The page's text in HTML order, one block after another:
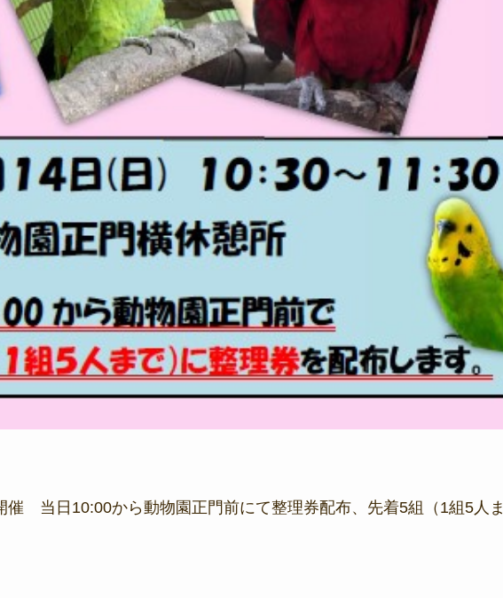
催 当日10:00から動物園正門前にて整理券配布、先着5組（1組5人ま